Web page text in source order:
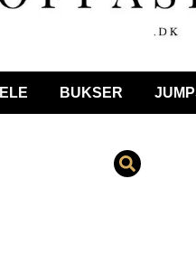
BUKSER